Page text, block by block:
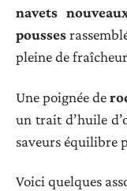
navets
pousses
pleine de
Une poignée de
un trait d’huile
saveurs équilibre
Voici quelques